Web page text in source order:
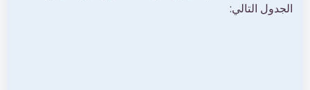
الجدول التالي: